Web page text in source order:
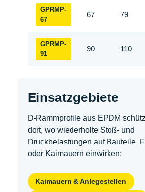
GPRMP-
67
67 79
GPRMP-
91
90 110
Einsatzgebiete
D-Rammprofile aus EPDM
dort, wo wiederholte Stoß- und
Druckbelastungen auf Bauteile,
oder Kaimauern einwirken:
Kaimauern & Anlegestellen